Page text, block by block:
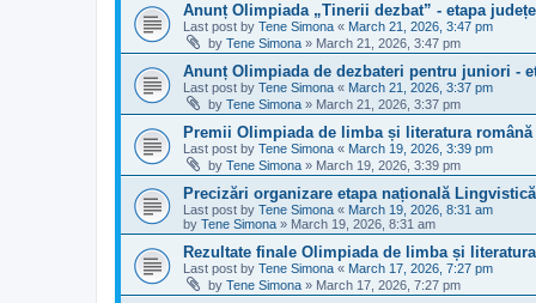
Anunț Olimpiada „Tinerii dezbat” - etapa
Last post by Tene Simona « March 21, 2026, 3:47 pm
by Tene Simona » March 21, 2026, 3:47 pm
Anunț Olimpiada de dezbateri pentru juniori -
Last post by Tene Simona « March 21, 2026, 3:37 pm
by Tene Simona » March 21, 2026, 3:37 pm
Premii Olimpiada de limba și literatura română
Last post by Tene Simona « March 19, 2026, 3:39 pm
by Tene Simona » March 19, 2026, 3:39 pm
Precizări organizare etapa națională
Last post by Tene Simona « March 19, 2026, 8:31 am
by Tene Simona » March 19, 2026, 8:31 am
Rezultate finale Olimpiada de limba și
Last post by Tene Simona « March 17, 2026, 7:27 pm
by Tene Simona » March 17, 2026, 7:27 pm